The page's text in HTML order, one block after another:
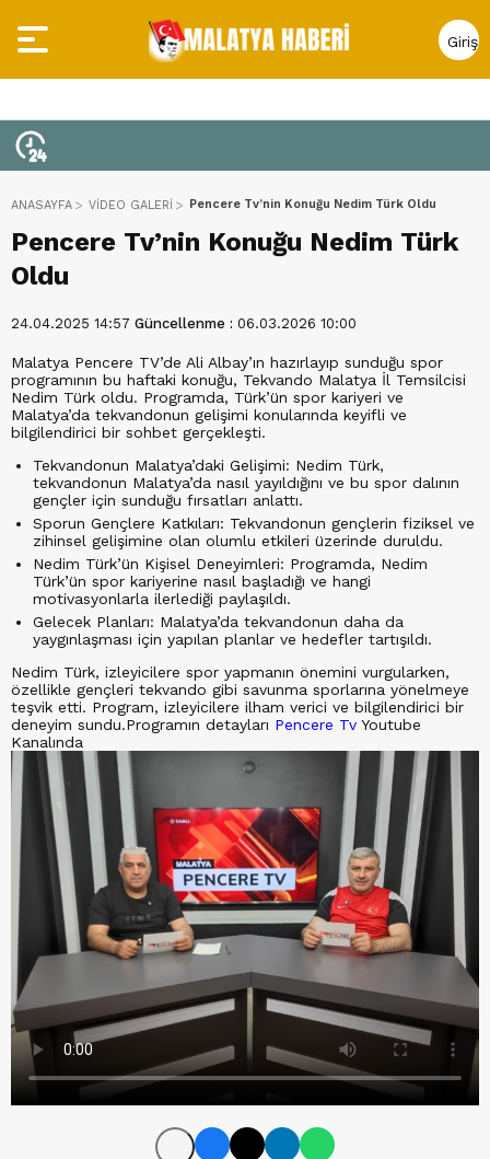
Giriş
Yap
ANASAYFA VİDEO GALERİ Pencere Tv’nin Konuğu Nedim Türk Oldu
Pencere Tv’nin Konuğu Nedim Türk
Oldu
24.04.2025 14:57 Güncellenme : 06.03.2026 10:00
Malatya Pencere TV’de Ali Albay’ın hazırlayıp sunduğu spor
programının bu haftaki konuğu, Tekvando Malatya İl Temsilcisi
Nedim Türk oldu. Programda, Türk’ün spor kariyeri ve
Malatya’da tekvandonun gelişimi konularında keyifli ve
bilgilendirici bir sohbet gerçekleşti.
Tekvandonun Malatya’daki Gelişimi: Nedim Türk,
tekvandonun Malatya’da nasıl yayıldığını ve bu spor dalının
gençler için sunduğu fırsatları anlattı.
Sporun Gençlere Katkıları: Tekvandonun gençlerin fiziksel ve
zihinsel gelişimine olan olumlu etkileri üzerinde duruldu.
Nedim Türk’ün Kişisel Deneyimleri: Programda, Nedim
Türk’ün spor kariyerine nasıl başladığı ve hangi
motivasyonlarla ilerlediği paylaşıldı.
Gelecek Planları: Malatya’da tekvandonun daha da
yaygınlaşması için yapılan planlar ve hedefler tartışıldı.
Nedim Türk, izleyicilere spor yapmanın önemini vurgularken,
özellikle gençleri tekvando gibi savunma sporlarına yönelmeye
teşvik etti. Program, izleyicilere ilham verici ve bilgilendirici bir
deneyim sundu.Programın detayları Pencere Tv Youtube
Kanalında